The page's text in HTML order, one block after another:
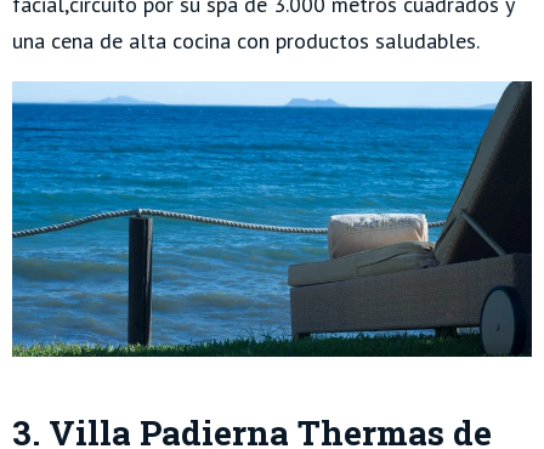
una cena de alta cocina con productos saludables.
3. Villa Padierna Thermas de